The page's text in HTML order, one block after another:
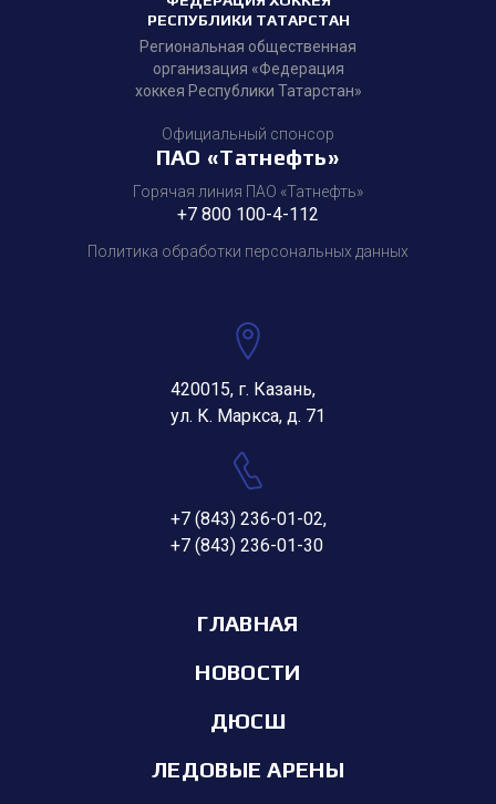
РЕСПУБЛИКИ ТАТАРСТАН
Региональная общественная
организация «Федерация
хоккея Республики Татарстан»
Официальный спонсор
ПАО «Татнефть»
Горячая линия ПАО «Татнефть»
+7 800 100-4-112
Политика обработки персональных данных
420015, г. Казань,
ул. К. Маркса, д. 71
+7 (843) 236-01-02,
+7 (843) 236-01-30
ГЛАВНАЯ
НОВОСТИ
ДЮСШ
ЛЕДОВЫЕ АРЕНЫ